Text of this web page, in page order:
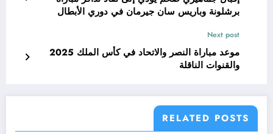
برشلونة وباريس سان جيرمان في دوري الأبطال
Next post
موعد مباراة النصر والاتحاد في كأس الملك 2025
والقنوات الناقلة
RELATED POSTS